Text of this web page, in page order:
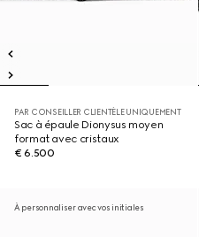
PAR CONSEILLER CLIENTÈLE UNIQUEMENT
Sac à épaule Dionysus moyen
format avec cristaux
€ 6.500
À personnaliser avec vos initiales